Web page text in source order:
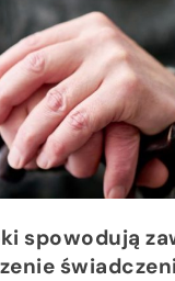
spowodują